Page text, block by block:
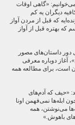
«گاهی اوقات
دیگران یه کم
که قبل از مردن آواز
بهتره قبل از آواز
داستان‌های مصور
آغاز دوباره معرفی
است، برای مطالعه همه
«حیف که آدم‌های
ابله‌ها نمی‌فهمن اونا
می‌نوشتن، همه
باهوش.»